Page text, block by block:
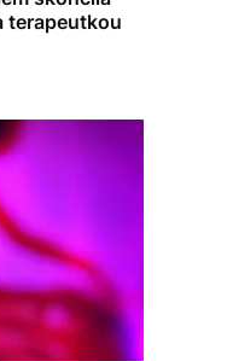
terapeutkou